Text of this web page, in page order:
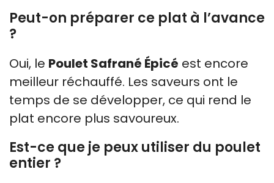
Peut-on préparer ce plat à l’avance
?
Oui, le Poulet Safrané Épicé est encore
meilleur réchauffé. Les saveurs ont le
temps de se développer, ce qui rend le
plat encore plus savoureux.
Est-ce que je peux utiliser du poulet
entier ?